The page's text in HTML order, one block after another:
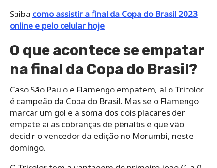
Saiba como assistir a final da Copa do Brasil 2023
online e pelo celular hoje
O que acontece se empatar
na final da Copa do Brasil?
Caso São Paulo e Flamengo empatem, aí o Tricolor
é campeão da Copa do Brasil. Mas se o Flamengo
marcar um gol e a soma dos dois placares der
empate aí as cobranças de pênaltis é que vão
decidir o vencedor da edição no Morumbi, neste
domingo.